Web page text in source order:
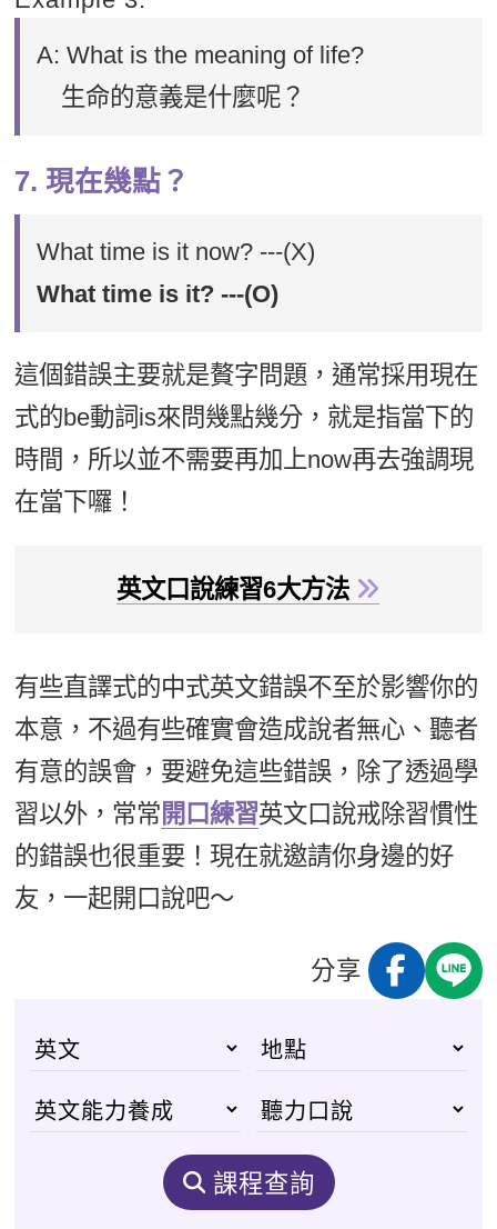
A: What is the meaning of life?
生命的意義是什麼呢？
7. 現在幾點？
What time is it now? ---(X)
What time is it? ---(O)
這個錯誤主要就是贅字問題，通常採用現在
式的be動詞is來問幾點幾分，就是指當下的
時間，所以並不需要再加上now再去強調現
在當下囉！
英文口說練習6大方法
有些直譯式的中式英文錯誤不至於影響你的
本意，不過有些確實會造成說者無心、聽者
有意的誤會，要避免這些錯誤，除了透過學
習以外，常常 開口練習英文口說戒除習慣性
的錯誤也很重要！現在就邀請你身邊的好
友，一起開口說吧～
分享
課程查詢